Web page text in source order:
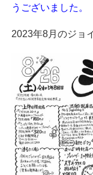
うございました。
2023年8月のジョ